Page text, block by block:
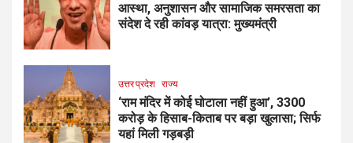
आस्था, अनुशासन और सामाजिक समरसता का
संदेश दे रही कांवड़ यात्रा: मुख्यमंत्री
उत्तर प्रदेश राज्य
‘राम मंदिर में कोई घोटाला नहीं हुआ’, ₹3300
करोड़ के हिसाब-किताब पर बड़ा खुलासा; सिर्फ
यहां मिली गड़बड़ी